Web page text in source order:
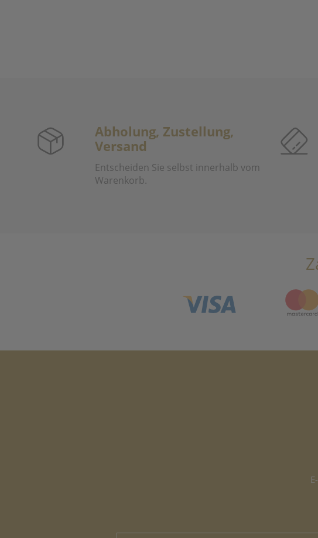
Abholung, Zustellung,
Versand
Entscheiden Sie selbst innerhalb vom
Warenkorb.